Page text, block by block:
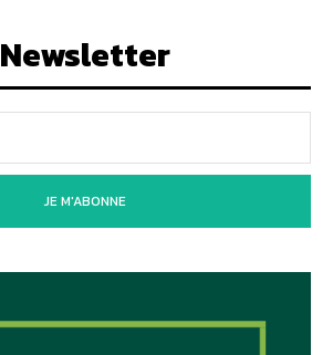
Newsletter
JE M'ABONNE